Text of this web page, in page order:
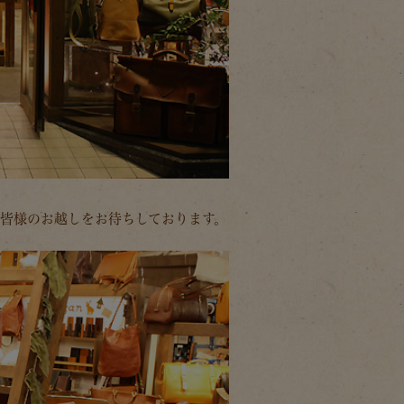
様のお越しをお待ちしております。